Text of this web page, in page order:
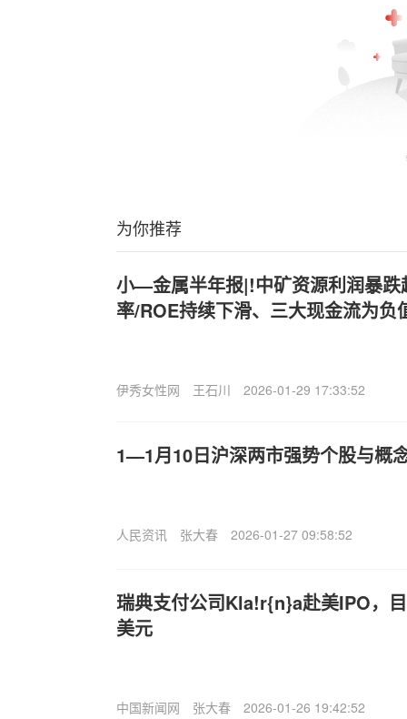
为你推荐
小—金属半年报|!中矿资源利润暴跌
率/ROE持续下滑、三大现金流为负
伊秀女性网 王石川 2026-01-29 17:33:52
1—1月10日沪深两市强势个股与概
人民资讯 张大春 2026-01-27 09:58:52
瑞典支付公司Kla!r{n}a赴美IPO，
美元
中国新闻网 张大春 2026-01-26 19:42:52